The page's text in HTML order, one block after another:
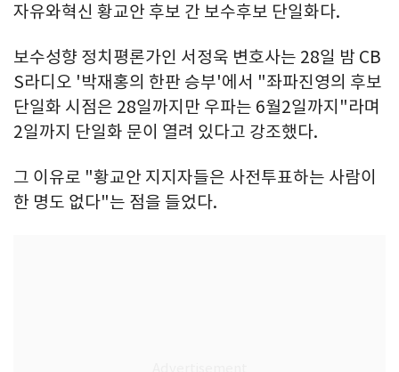
자유와혁신 황교안 후보 간 보수후보 단일화다.
보수성향 정치평론가인 서정욱 변호사는 28일 밤 CB
S라디오 '박재홍의 한판 승부'에서 "좌파진영의 후보
단일화 시점은 28일까지만 우파는 6월2일까지"라며
2일까지 단일화 문이 열려 있다고 강조했다.
그 이유로 "황교안 지지자들은 사전투표하는 사람이
한 명도 없다"는 점을 들었다.